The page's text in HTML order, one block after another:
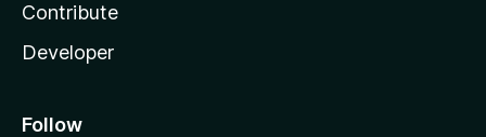
Contribute
Developer
Follow